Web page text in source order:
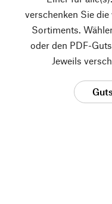
verschenken Sie
Sortiments.
oder den PDF-
Jeweils